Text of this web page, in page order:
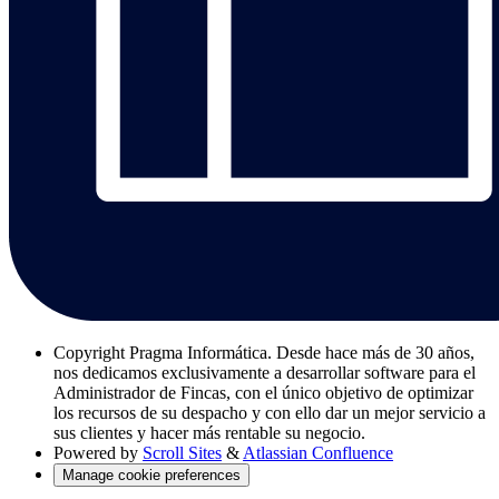
Copyright Pragma Informática. Desde hace más de 30 años,
nos dedicamos exclusivamente a desarrollar software para el
Administrador de Fincas, con el único objetivo de optimizar
los recursos de su despacho y con ello dar un mejor servicio a
sus clientes y hacer más rentable su negocio.
Powered by Scroll Sites & Atlassian Confluence
Manage cookie preferences